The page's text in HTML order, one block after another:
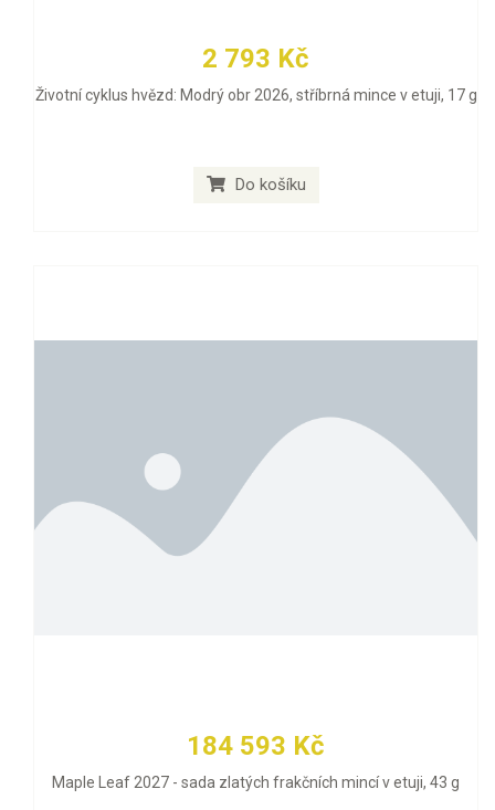
2 793 Kč
Životní cyklus hvězd: Modrý obr 2026, stříbrná mince v etuji, 17 g
Do košíku
184 593 Kč
Maple Leaf 2027 - sada zlatých frakčních mincí v etuji, 43 g